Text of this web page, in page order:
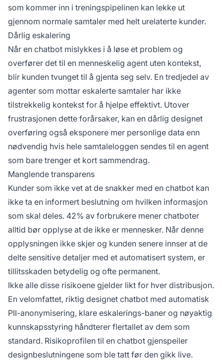
som kommer inn i treningspipelinen kan lekke ut
gjennom normale samtaler med helt urelaterte kunder.
Dårlig eskalering
Når en chatbot mislykkes i å løse et problem og
overfører det til en menneskelig agent uten kontekst,
blir kunden tvunget til å gjenta seg selv. En tredjedel av
agenter som mottar eskalerte samtaler har ikke
tilstrekkelig kontekst for å hjelpe effektivt. Utover
frustrasjonen dette forårsaker, kan en dårlig designet
overføring også eksponere mer personlige data enn
nødvendig hvis hele samtaleloggen sendes til en agent
som bare trenger et kort sammendrag.
Manglende transparens
Kunder som ikke vet at de snakker med en chatbot kan
ikke ta en informert beslutning om hvilken informasjon
som skal deles. 42% av forbrukere mener chatboter
alltid bør opplyse at de ikke er mennesker. Når denne
opplysningen ikke skjer og kunden senere innser at de
delte sensitive detaljer med et automatisert system, er
tillitsskaden betydelig og ofte permanent.
Ikke alle disse risikoene gjelder likt for hver distribusjon.
En velomfattet, riktig designet chatbot med automatisk
PII-anonymisering, klare eskalerings-baner og nøyaktig
kunnskapsstyring håndterer flertallet av dem som
standard. Risikoprofilen til en chatbot gjenspeiler
designbeslutningene som ble tatt før den gikk live.